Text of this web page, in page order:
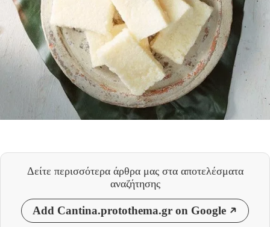
Δείτε περισσότερα άρθρα μας στα αποτελέσματα
αναζήτησης
Add Cantina.protothema.gr on Google